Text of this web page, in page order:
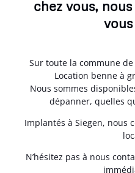
chez vous,
Sur toute la commune
Location benne à
Nous sommes
dépanner, quelles
Implantés à Siegen, nous
N’hésitez pas à nous